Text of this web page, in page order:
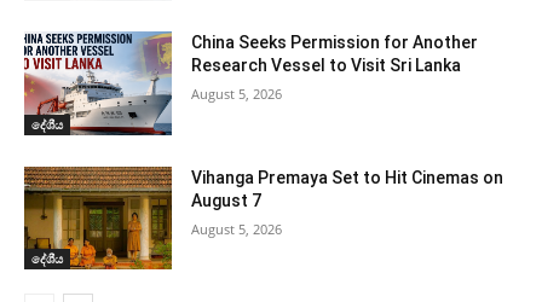
දේශීය
China Seeks Permission for Another
Research Vessel to Visit Sri Lanka
August 5, 2026
දේශීය
Vihanga Premaya Set to Hit Cinemas on
August 7
August 5, 2026